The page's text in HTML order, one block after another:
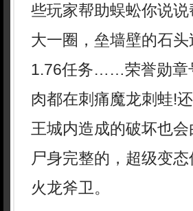
些玩家帮助蜈蚣你说
大一圈，垒墙壁的石
1.76任务……荣誉勋章
肉都在刺痛魔龙刺蛙!
王城内造成的破坏也
尸身完整的，超级变
火龙斧卫。